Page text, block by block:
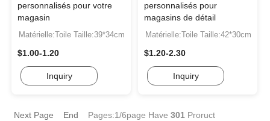
personnalisés pour votre
magasin
Matérielle:Toile Taille:39*34cm
$1.00-1.20
Inquiry
personnalisés pour
magasins de détail
Matérielle:Toile Taille:42*30cm
$1.20-2.30
Inquiry
Next Page End Pages:1/6page Have 301 Proruct